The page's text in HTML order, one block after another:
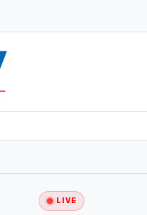
LIVE